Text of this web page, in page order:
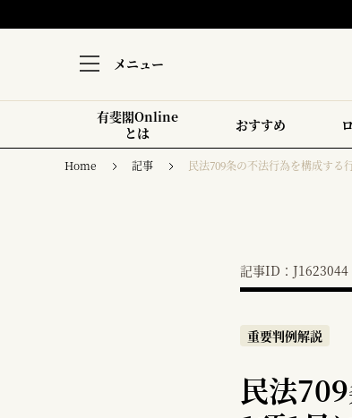
メニュー
有斐閣Online
とは
おすすめ
Home 記事 民法709条の不法行為を構成する
記事ID：J1623044
重要判例解説
民法